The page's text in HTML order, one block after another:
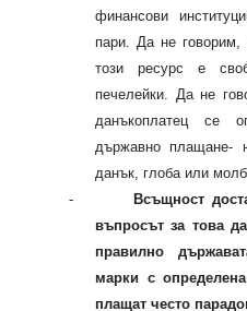
финансови
пари. Да не говорим,
този ресурс е
печелейки. Да не
данъкоплатец се
държавно плащане-
данък, глоба или
-
Всъщност
въпросът за това
правилно
марки с
плащат често